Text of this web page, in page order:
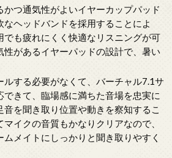
かつ通気性がよいイヤーカップパッド
なヘッドバンドを採用することによ
でも疲れにくく快適なリスニングが可
性があるイヤーパッドの設計で、暑い
ルする必要がなくて、バーチャル7.1サ
できて、臨場感に満ちた音場を忠実に
を聞き取り位置や動きを察知するこ
イクの音質もかなりクリアなので、
メイトにしっかりと聞き取りやすく